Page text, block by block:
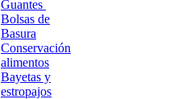
Guantes
Bolsas de
Basura
Conservación
alimentos
Bayetas y
estropajos